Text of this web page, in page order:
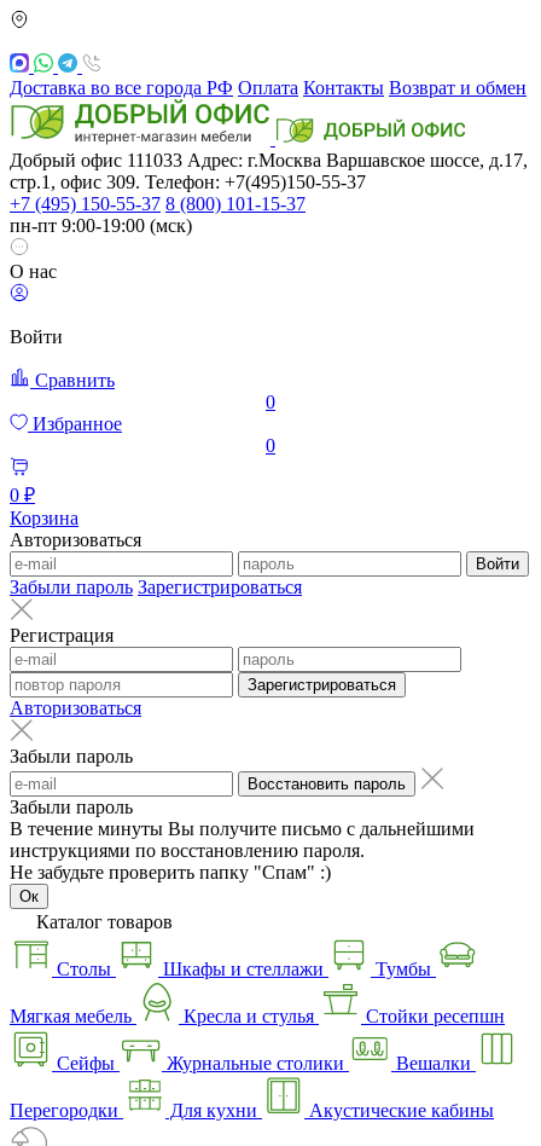
Доставка во все города РФ Оплата Контакты Возврат и обмен
Добрый офис 111033 Адрес: г.Москва Варшавское шоссе, д.17,
стр.1, офис 309. Телефон: +7(495)150-55-37
+7 (495) 150-55-37 8 (800) 101-15-37
пн-пт 9:00-19:00 (мск)
О нас
Войти
Сравнить
0
Избранное
0
0 ₽
Корзина
Авторизоваться
Войти
Забыли пароль Зарегистрироваться
Регистрация
Зарегистрироваться
Авторизоваться
Забыли пароль
Восстановить пароль
Забыли пароль
В течение минуты Вы получите письмо с дальнейшими
инструкциями по восстановлению пароля.
Не забудьте проверить папку "Спам" :)
Ок
Каталог товаров
Столы Шкафы и стеллажи Тумбы
Мягкая мебель Кресла и стулья Стойки ресепшн
Сейфы Журнальные столики Вешалки
Перегородки Для кухни Акустические кабины